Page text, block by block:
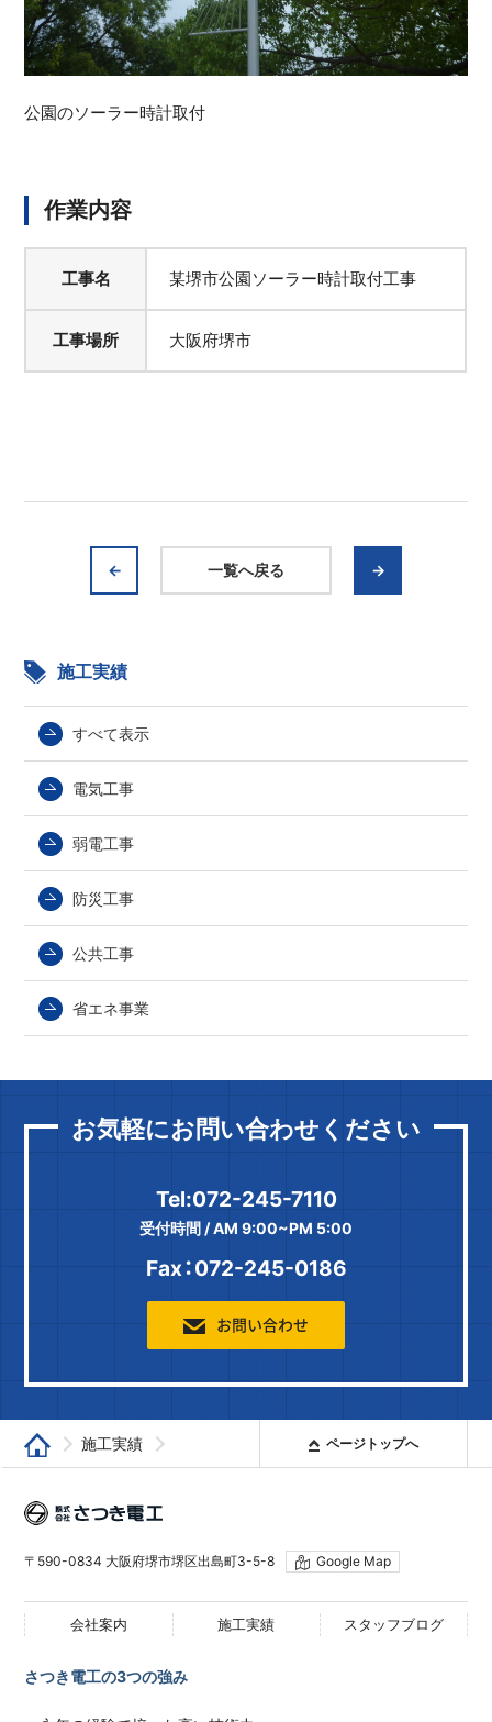
公園のソーラー時計取付
作業内容
工事名 某堺市公園ソーラー時計取付工事
工事場所 大阪府堺市
← 一覧へ戻る →
施工実績
すべて表示
電気工事
弱電工事
防災工事
公共工事
省エネ事業
お気軽にお問い合わせください
Tel:072-245-7110
受付時間 / AM 9:00~PM 5:00
Fax：072-245-0186
お問い合わせ
堺で電気工事なら「さつき電工」
施工実績 ページトップへ
〒590-0834 大阪府堺市堺区出島町3-5-8 Google Map
会社案内 施工実績 スタッフブログ
さつき電工の3つの強み